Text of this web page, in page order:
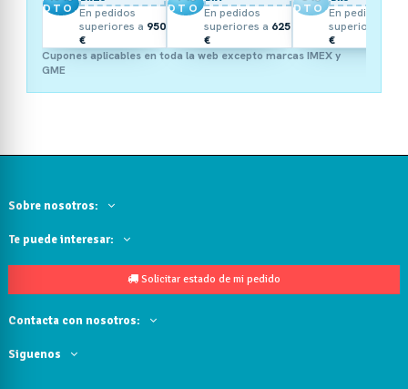
DTO.En pedidos
superiores a 950
€
DTO.En pedidos
superiores a 625
€
DTO.En pedidos
superiores a
€
Cupones aplicables en toda la web excepto marcas IMEX y
GME
Sobre nosotros:
Te puede interesar:
Solicitar estado de mi pedido
Contacta con nosotros:
Siguenos